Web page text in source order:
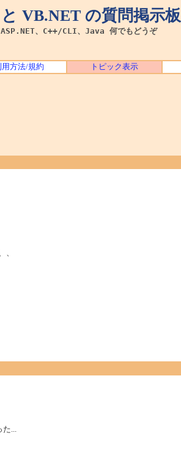
VB.NET の質問掲示板
ASP.NET、C++/CLI、Java 何でもどうぞ
用方法/規約 トピック表示
、
...